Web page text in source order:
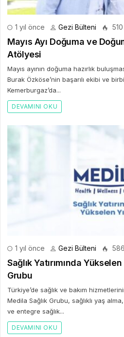
1 yıl önce Gezi Bülteni 510
Mayıs Ayı Doğuma ve
Atölyesi
Mayıs ayının doğuma hazırlık
Burak Özköse’nin başarılı ekibi ve
Kemerburgaz’da...
DEVAMINI OKU
1 yıl önce Gezi Bülteni 586
Sağlık Yatırımında
Grubu
Türkiye’de sağlık ve bakım
Medila Sağlık Grubu, sağlıklı yaş
ve entegre sağlık...
DEVAMINI OKU